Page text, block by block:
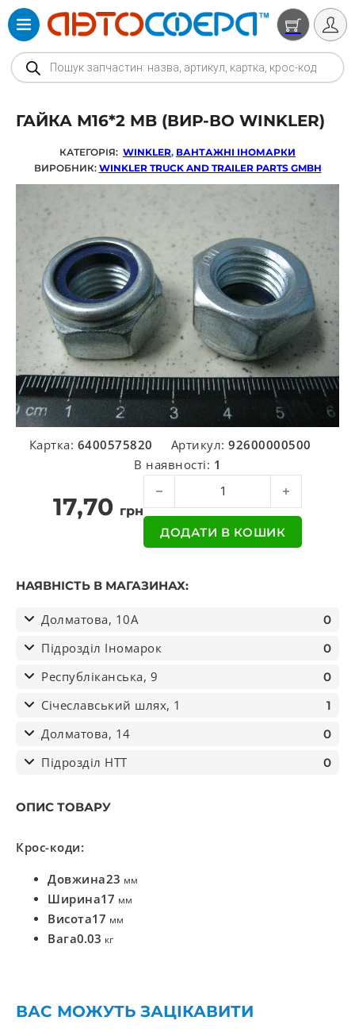
Products search
ГАЙКА М16*2 MB (ВИР-ВО WINKLER)
КАТЕГОРІЯ: WINKLER, ВАНТАЖНІ ІНОМАРКИ
ВИРОБНИК: WINKLER TRUCK AND TRAILER PARTS GMBH
Картка: 6400575820 Артикул:92600000500
В наявності: 1
17,70 грн
Гайка М16*2 MB (вир-во Winkler)
ДОДАТИ В КОШИК
НАЯВНІСТЬ В МАГАЗИНАХ:
Долматова, 10А 0
Підрозділ Іномарок 0
Республіканська, 9 0
Січеславський шлях, 1 1
Долматова, 14 0
Підрозділ НТТ 0
ОПИС ТОВАРУ
Крос-коди:
Довжина23 мм
Ширина17 мм
Висота17 мм
Вага0.03 кг
ВАС МОЖУТЬ ЗАЦІКАВИТИ